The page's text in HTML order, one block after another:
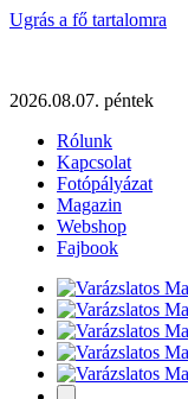
Ugrás a fő tartalomra
2026.08.07. péntek
Rólunk
Kapcsolat
Fotópályázat
Magazin
Webshop
Fajbook